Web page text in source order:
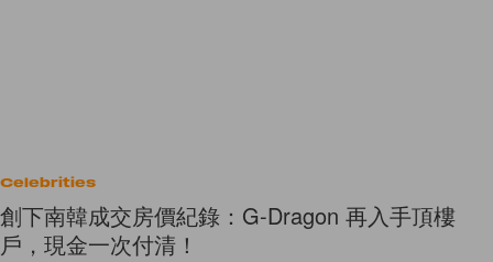
Celebrities
創下南韓成交房價紀錄：G-Dragon 再入手頂樓
戶，現金一次付清！